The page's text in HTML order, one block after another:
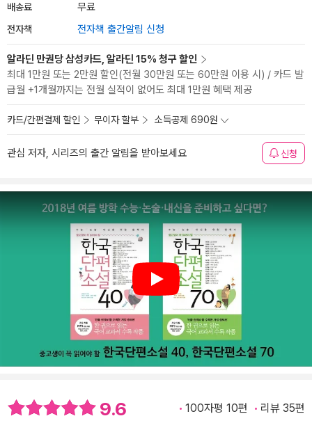
배송료 무료
전자책 전자책 출간알림 신청
알라딘 만권당 삼성카드, 알라딘 15% 청구 할인
최대 1만원 또는 2만원 할인(전월 30만원 또는 60만원 이용 시) / 카드 발
급월 +1개월까지는 전월 실적이 없어도 최대 1만원 혜택 제공
카드/간편결제 할인 무이자 할부 소득공제 690원
관심 저자, 시리즈의 출간 알림을 받아보세요 신청
Play
9.6 100자평 10편 리뷰 35편